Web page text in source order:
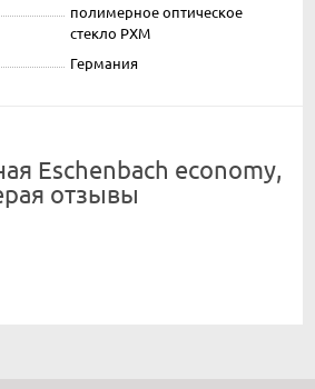
полимерное оптическое
стекло PXM
Германия
Eschenbach economy,
отзывы